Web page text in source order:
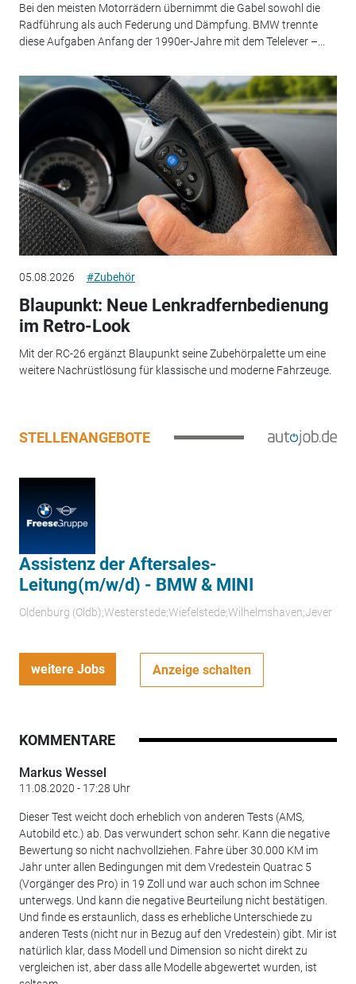
Bei den meisten Motorrädern übernimmt die Gabel sowohl die
Radführung als auch Federung und Dämpfung. BMW trennte
diese Aufgaben Anfang der 1990er-Jahre mit dem Telelever –...
05.08.2026 #Zubehör
Blaupunkt: Neue Lenkradfernbedienung
im Retro-Look
Mit der RC-26 ergänzt Blaupunkt seine Zubehörpalette um eine
weitere Nachrüstlösung für klassische und moderne Fahrzeuge.
STELLENANGEBOTE
Assistenz der Aftersales-
Leitung(m/w/d) - BMW & MINI
Oldenburg (Oldb);Westerstede;Wiefelstede;Wilhelmshaven;Jever
weitere Jobs Anzeige schalten
KOMMENTARE
Markus Wessel
11.08.2020 - 17:28 Uhr
Dieser Test weicht doch erheblich von anderen Tests (AMS,
Autobild etc.) ab. Das verwundert schon sehr. Kann die negative
Bewertung so nicht nachvollziehen. Fahre über 30.000 KM im
Jahr unter allen Bedingungen mit dem Vredestein Quatrac 5
(Vorgänger des Pro) in 19 Zoll und war auch schon im Schnee
unterwegs. Und kann die negative Beurteilung nicht bestätigen.
Und finde es erstaunlich, dass es erhebliche Unterschiede zu
anderen Tests (nicht nur in Bezug auf den Vredestein) gibt. Mir ist
natürlich klar, dass Modell und Dimension so nicht direkt zu
vergleichen ist, aber dass alle Modelle abgewertet wurden, ist